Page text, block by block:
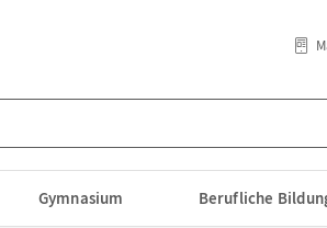
Gymnasium Berufliche